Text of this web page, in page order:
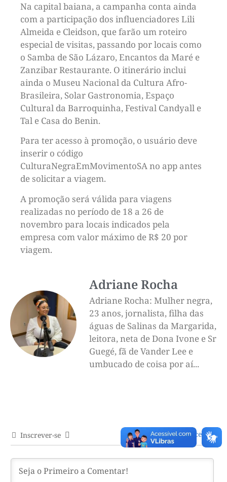
Na capital baiana, a campanha conta ainda
com a participação dos influenciadores Lili
Almeida e Cleidson, que farão um roteiro
especial de visitas, passando por locais como
o Samba de São Lázaro, Encantos da Maré e
Zanzibar Restaurante. O itinerário inclui
ainda o Museu Nacional da Cultura Afro-
Brasileira, Solar Gastronomia, Espaço
Cultural da Barroquinha, Festival Candyall e
Tal e Casa do Benin.
Para ter acesso à promoção, o usuário deve
inserir o código
CulturaNegraEmMovimentoSA no app antes
de solicitar a viagem.
A promoção será válida para viagens
realizadas no período de 18 a 26 de
novembro para locais indicados pela
empresa com valor máximo de R$ 20 por
viagem.
Adriane Rocha
Adriane Rocha: Mulher negra,
23 anos, jornalista, filha das
águas de Salinas da Margarida,
leitora, neta de Dona Ivone e Sr
Guegé, fã de Vander Lee e
umbucado de coisa por aí...
Inscrever-se Acessar